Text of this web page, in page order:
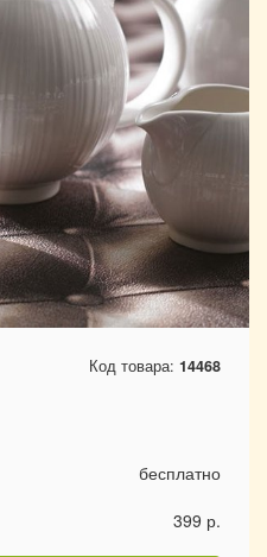
Код товара: 14468
бесплатно
399 р.